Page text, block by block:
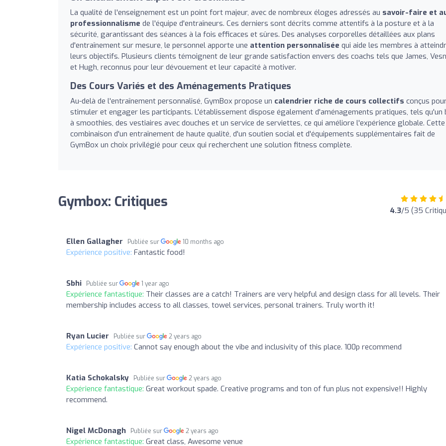
La qualité de l'enseignement est un point fort majeur, avec de nombreux éloges adressés au savoir-faire et
professionnalisme de l'équipe d'entraîneurs. Ces derniers sont décrits comme attentifs à la posture et à la
sécurité, garantissant des séances à la fois efficaces et sûres. Des analyses corporelles détaillées aux plans
d'entraînement sur mesure, le personnel apporte une attention personnalisée qui aide les membres à
leurs objectifs. Plusieurs clients témoignent de leur grande satisfaction envers des coachs tels que James,
et Hugh, reconnus pour leur dévouement et leur capacité à motiver.
Des Cours Variés et des Aménagements Pratiques
Au-delà de l'entraînement personnalisé, GymBox propose un calendrier riche de cours collectifs conçus
stimuler et engager les participants. L'établissement dispose également d'aménagements pratiques, tels qu'un
à smoothies, des vestiaires avec douches et un service de serviettes, ce qui améliore l'expérience globale. Cette
combinaison d'un entraînement de haute qualité, d'un soutien social et d'équipements supplémentaires fait de
GymBox un choix privilégié pour ceux qui recherchent une solution fitness complète.
Gymbox: Critiques 4.3/5 (35
Ellen Gallagher Publiée sur 10 months ago
Expérience positive: Fantastic food!
Sbhi Publiée sur 1 year ago
Expérience fantastique: Their classes are a catch! Trainers are very helpful and design class for all levels. Their
membership includes access to all classes, towel services, personal trainers. Truly worth it!
Ryan Lucier Publiée sur 2 years ago
Expérience positive: Cannot say enough about the vibe and inclusivity of this place. 100p recommend
Katia Schokalsky Publiée sur 2 years ago
Expérience fantastique: Great workout spade. Creative programs and ton of fun plus not expensive!! Highly
recommend.
Nigel McDonagh Publiée sur 2 years ago
Expérience fantastique: Great class, Awesome venue